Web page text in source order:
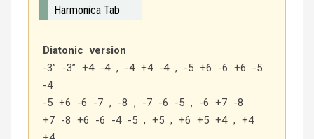
Harmonica Tab
Diatonic version
-3” -3” +4 -4 , -4 +4 -4 , -5 +6 -6 +6 -5
-4
-5 +6 -6 -7 , -8 , -7 -6 -5 , -6 +7 -8
+7 -8 +6 -6 -4 -5 , +5 , +6 +5 +4 , +4